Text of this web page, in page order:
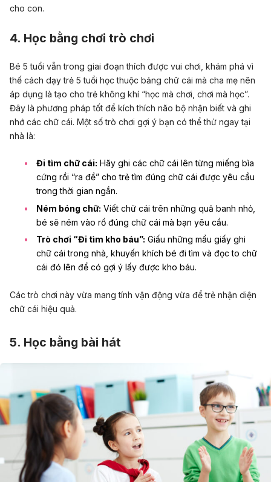
cho con.
4. Học bằng chơi trò chơi
Bé 5 tuổi vẫn trong giai đoạn thích được vui chơi, khám phá vì
thế cách dạy trẻ 5 tuổi học thuộc bảng chữ cái mà cha mẹ nên
áp dụng là tạo cho trẻ không khí “học mà chơi, chơi mà học”.
Đây là phương pháp tốt để kích thích não bộ nhận biết và ghi
nhớ các chữ cái. Một số trò chơi gợi ý bạn có thể thử ngay tại
nhà là:
Đi tìm chữ cái: Hãy ghi các chữ cái lên từng miếng bìa
cứng rồi “ra đề” cho trẻ tìm đúng chữ cái được yêu cầu
trong thời gian ngắn.
Ném bóng chữ: Viết chữ cái trên những quả banh nhỏ,
bé sẽ ném vào rổ đúng chữ cái mà bạn yêu cầu.
Trò chơi “Đi tìm kho báu”: Giấu những mẩu giấy ghi
chữ cái trong nhà, khuyến khích bé đi tìm và đọc to chữ
cái đó lên để có gợi ý lấy được kho báu.
Các trò chơi này vừa mang tính vận động vừa để trẻ nhận diện
chữ cái hiệu quả.
5. Học bằng bài hát